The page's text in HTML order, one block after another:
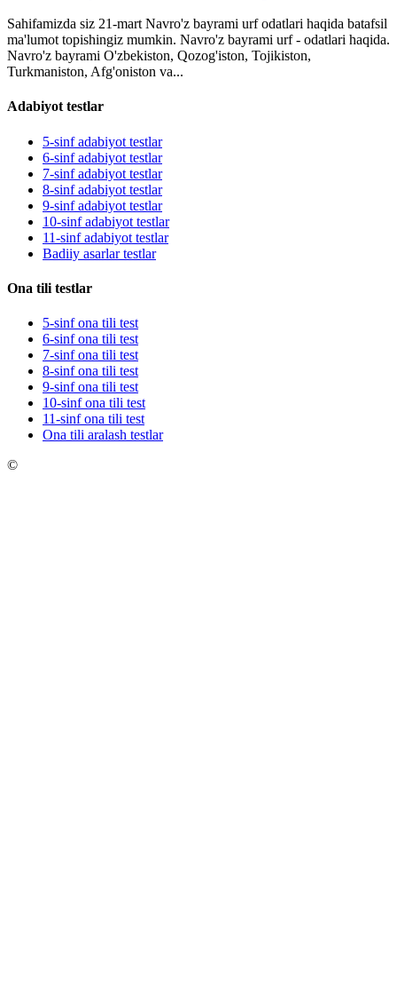
Sahifamizda siz 21-mart Navro'z bayrami urf odatlari haqida batafsil
ma'lumot topishingiz mumkin. Navro'z bayrami urf - odatlari haqida.
Navro'z bayrami O'zbekiston, Qozog'iston, Tojikiston,
Turkmaniston, Afg'oniston va...
Adabiyot testlar
5-sinf adabiyot testlar
6-sinf adabiyot testlar
7-sinf adabiyot testlar
8-sinf adabiyot testlar
9-sinf adabiyot testlar
10-sinf adabiyot testlar
11-sinf adabiyot testlar
Badiiy asarlar testlar
Ona tili testlar
5-sinf ona tili test
6-sinf ona tili test
7-sinf ona tili test
8-sinf ona tili test
9-sinf ona tili test
10-sinf ona tili test
11-sinf ona tili test
Ona tili aralash testlar
©